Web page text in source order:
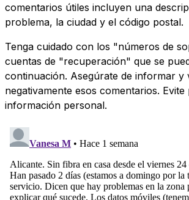
comentarios útiles incluyen una
problema, la ciudad y el código postal.
Tenga cuidado con los "números de
cuentas de "recuperación" que se
continuación. Asegúrate de informar y
negativamente esos comentarios.
información personal.